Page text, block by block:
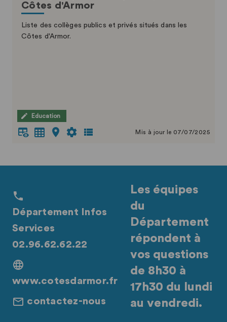
Côtes d'Armor
Liste des collèges publics et privés situés dans les
Côtes d'Armor.
Education
Mis à jour le 07/07/2025
Département Infos
Services
02.96.62.62.22
www.cotesdarmor.fr
contactez-nous
Les équipes
du
Département
répondent à
vos questions
de 8h30 à
17h30 du lundi
au vendredi.